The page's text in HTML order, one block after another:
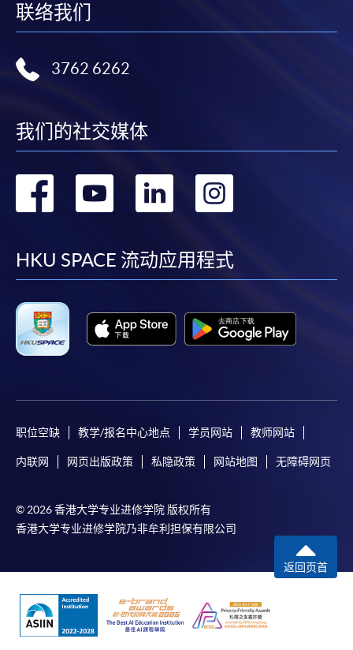
联络我们
3762 6262
我们的社交媒体
转
facebook
转
youtube
转
linkedin
转
HKU SPACE 流动应用程式
职位空缺 教学/报名中心地点 学员网站 教师网站
内联网 网页出版政策 私隐政策 网站地图 无障碍网页
© 2026 香港大学专业进修学院 版权所有
香港大学专业进修学院乃非牟利担保有限公司
返回页首